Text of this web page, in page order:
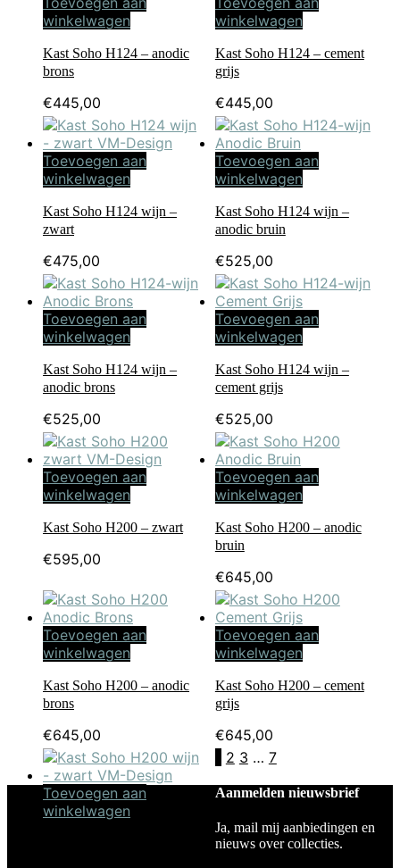
winkelwagen
Kast Soho H124 – anodic
brons
€445,00
winkelwagen
Kast Soho H124 – cement
grijs
€445,00
Toevoegen aan
winkelwagen
Kast Soho H124 wijn –
zwart
€475,00
Toevoegen aan
winkelwagen
Kast Soho H124 wijn –
anodic bruin
€525,00
Toevoegen aan
winkelwagen
Kast Soho H124 wijn –
anodic brons
€525,00
Toevoegen aan
winkelwagen
Kast Soho H124 wijn –
cement grijs
€525,00
Toevoegen aan
winkelwagen
Kast Soho H200 – zwart
€595,00
Toevoegen aan
winkelwagen
Kast Soho H200 – anodic
bruin
€645,00
Toevoegen aan
winkelwagen
Kast Soho H200 – anodic
brons
€645,00
Toevoegen aan
winkelwagen
Kast Soho H200 – cement
grijs
€645,00
Toevoegen aan
winkelwagen
2 3 … 7
Aanmelden nieuwsbrief
Ja, mail mij aanbiedingen en
nieuws over collecties.